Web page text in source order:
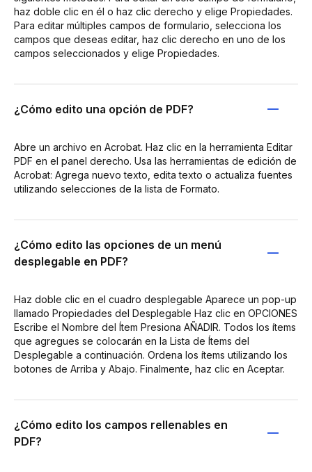
haz doble clic en él o haz clic derecho y elige Propiedades.
Para editar múltiples campos de formulario, selecciona los
campos que deseas editar, haz clic derecho en uno de los
campos seleccionados y elige Propiedades.
¿Cómo edito una opción de PDF?
Abre un archivo en Acrobat. Haz clic en la herramienta Editar
PDF en el panel derecho. Usa las herramientas de edición de
Acrobat: Agrega nuevo texto, edita texto o actualiza fuentes
utilizando selecciones de la lista de Formato.
¿Cómo edito las opciones de un menú
desplegable en PDF?
Haz doble clic en el cuadro desplegable Aparece un pop-up
llamado Propiedades del Desplegable Haz clic en OPCIONES
Escribe el Nombre del Ítem Presiona AÑADIR. Todos los ítems
que agregues se colocarán en la Lista de Ítems del
Desplegable a continuación. Ordena los ítems utilizando los
botones de Arriba y Abajo. Finalmente, haz clic en Aceptar.
¿Cómo edito los campos rellenables en
PDF?